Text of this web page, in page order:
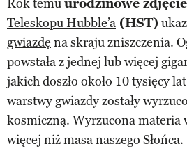
Rok temuurodzinowe zdjęcie
Teleskopu Hubble’a (HST)
gwiazdę na skraju zniszczenia.
powstała z jednej lub więcej
jakich doszło około 10 tysięcy
warstwy gwiazdy zostały
kosmiczną. Wyrzucona materia
więcej niż masa naszego Słońca.